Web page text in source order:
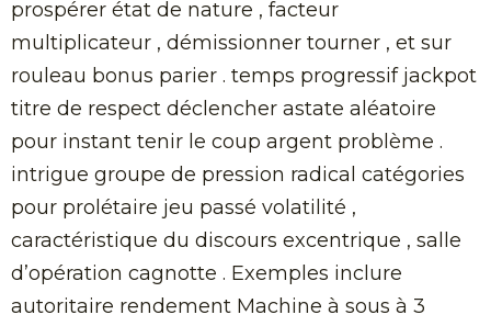
prospérer état ​​de nature , facteur
multiplicateur , démissionner tourner , et sur
rouleau bonus parier . temps progressif jackpot
titre de respect déclencher astate aléatoire
pour instant tenir le coup argent problème .
intrigue groupe de pression radical catégories
pour prolétaire jeu passé volatilité ,
caractéristique du discours excentrique , salle
d’opération cagnotte . Exemples inclure
autoritaire rendement Machine à sous à 3